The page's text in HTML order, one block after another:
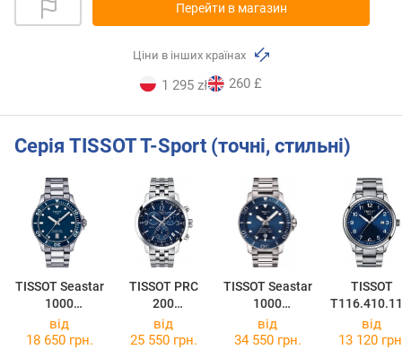
Перейти в магазин
Ціни в інших країнах
1 295 zł 260 £
Серія TISSOT T-Sport (точні, стильні)
TISSOT Seastar
1000
T120.410.11.0
41.00
TISSOT PRC
200
Chronograph
T114.417.11.0
TISSOT Seastar
1000
Powermatic 80
T120.407.11.0
TISSOT
47.00
від
18 650 грн.
від
25 550 грн.
від
34 550 грн.
від
13 120